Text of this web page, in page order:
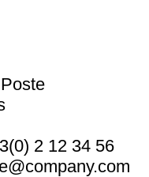
2 12 34 56